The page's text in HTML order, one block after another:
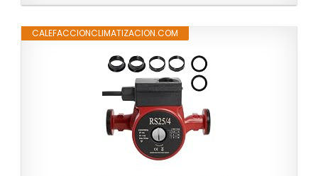
CALEFACCIONCLIMATIZACION.COM